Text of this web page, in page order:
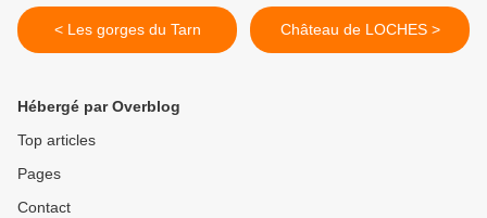
< Les gorges du Tarn Château de LOCHES >
Hébergé par Overblog
Top articles
Pages
Contact